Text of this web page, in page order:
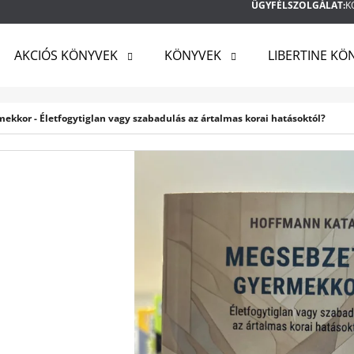
ÜGYFÉLSZOLGÁLAT:
AKCIÓS KÖNYVEK KÖNYVEK LIBERTINE
- Életfogytiglan vagy szabadulás az ártalmas korai hatásoktól?